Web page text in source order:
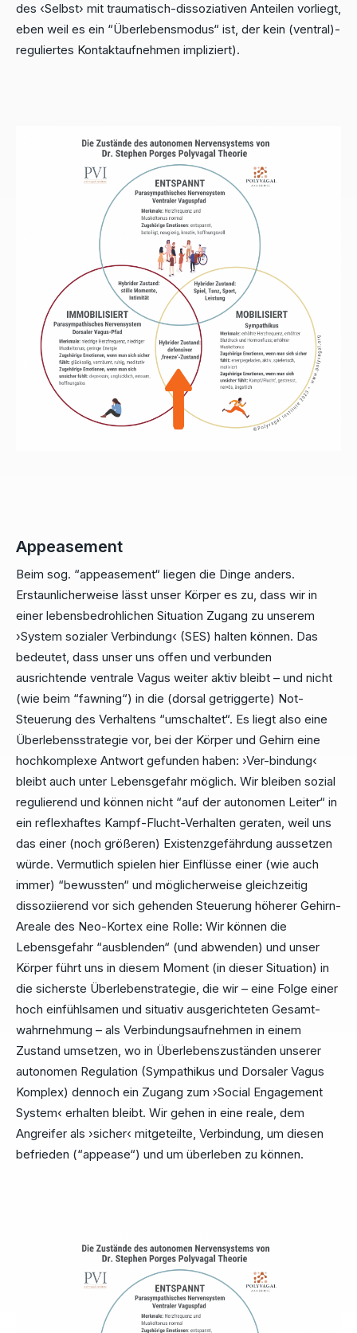
des ‹Selbst› mit traumatisch-dissoziativen Anteilen vorliegt,
eben weil es ein “Überlebensmodus“ ist, der kein (ventral)-
reguliertes Kontaktaufnehmen impliziert).
Appeasement
Beim sog. “appeasement“ liegen die Dinge anders.
Erstaunlicherweise lässt unser Körper es zu, dass wir in
einer lebensbedrohlichen Situation Zugang zu unserem
›System sozialer Verbindung‹ (SES) halten können. Das
bedeutet, dass unser uns offen und verbunden
ausrichtende ventrale Vagus weiter aktiv bleibt – und nicht
(wie beim “fawning“) in die (dorsal getriggerte) Not-
Steuerung des Verhaltens “umschaltet“. Es liegt also eine
Überlebensstrategie vor, bei der Körper und Gehirn eine
hochkomplexe Antwort gefunden haben: ›Ver-bindung‹
bleibt auch unter Lebensgefahr möglich. Wir bleiben sozial
regulierend und können nicht “auf der autonomen Leiter“ in
ein reflexhaftes Kampf-Flucht-Verhalten geraten, weil uns
das einer (noch größeren) Existenzgefährdung aussetzen
würde. Vermutlich spielen hier Einflüsse einer (wie auch
immer) “bewussten“ und möglicherweise gleichzeitig
dissoziierend vor sich gehenden Steuerung höherer Gehirn-
Areale des Neo-Kortex eine Rolle: Wir können die
Lebensgefahr “ausblenden“ (und abwenden) und unser
Körper führt uns in diesem Moment (in dieser Situation) in
die sicherste Überlebenstrategie, die wir – eine Folge einer
hoch einfühlsamen und situativ ausgerichteten Gesamt-
wahrnehmung – als Verbindungsaufnehmen in einem
Zustand umsetzen, wo in Überlebenszuständen unserer
autonomen Regulation (Sympathikus und Dorsaler Vagus
Komplex) dennoch ein Zugang zum ›Social Engagement
System‹ erhalten bleibt. Wir gehen in eine reale, dem
Angreifer als ›sicher‹ mitgeteilte, Verbindung, um diesen
befrieden (“appease“) und um überleben zu können.